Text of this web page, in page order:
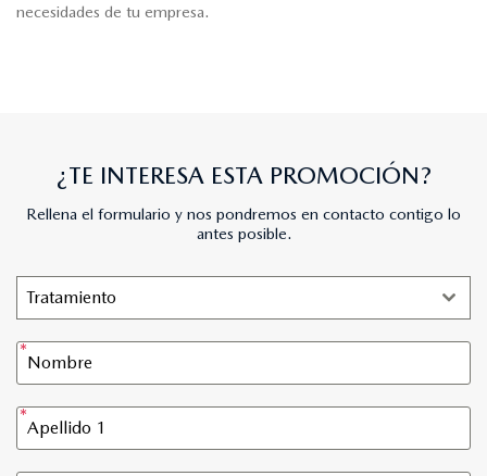
necesidades de tu empresa.
¿TE INTERESA ESTA PROMOCIÓN?
Rellena el formulario y nos pondremos en contacto contigo lo
antes posible.
Tratamiento